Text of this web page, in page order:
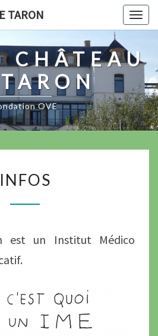
TARON
CHÂTEAU
OVE
INFOS
est un Institut Médico